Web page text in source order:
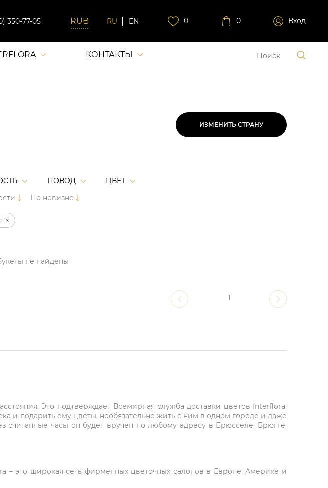
350-77-05 RU EN 0 0 Вход
КОНТАКТЫ
ИЗМЕНИТЬ СТРАНУ
ПОВОД
ЦВЕТ
По новизне
не найдены
1
Это подтверждает Всемирная служба доставки цветов Interflora,
и подарить ему цветы, необязательно жить с ним в одном городе и даже
считанные часы он будет вручен по любому адресу в Брюсселе, Брюгге,
– это широкая сеть фирменных цветочных салонов в Европе, Америке и